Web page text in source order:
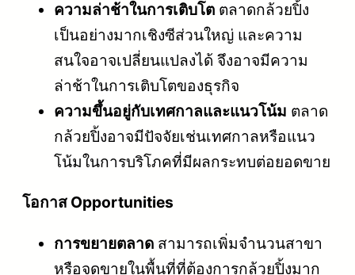
ความล่าช้าในการเติบโต ตลาดกล้วยปิ้ง
เป็นอย่างมากเชิงซีส่วนใหญ่ และความ
สนใจอาจเปลี่ยนแปลงได้ จึงอาจมีความ
ล่าช้าในการเติบโตของธุรกิจ
ความขึ้นอยู่กับเทศกาลและแนวโน้ม ตลาด
กล้วยปิ้งอาจมีปัจจัยเช่นเทศกาลหรือแนว
โน้มในการบริโภคที่มีผลกระทบต่อยอดขาย
โอกาส Opportunities
การขยายตลาด สามารถเพิ่มจำนวนสาขา
หรือจุดขายในพื้นที่ที่ต้องการกล้วยปิ้งมาก